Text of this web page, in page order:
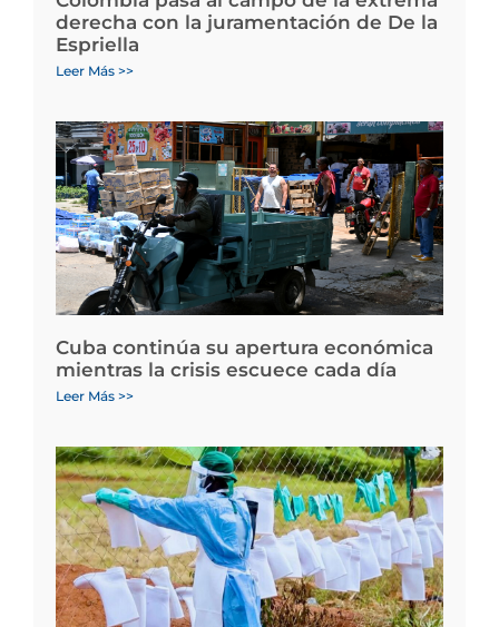
derecha con la juramentación de De la
Espriella
Leer Más >>
Cuba continúa su apertura económica
mientras la crisis escuece cada día
Leer Más >>